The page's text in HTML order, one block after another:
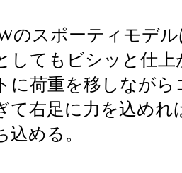
のスポーティモデ
してもビシッと仕
に荷重を移しなが
て右足に力を込め
込める。